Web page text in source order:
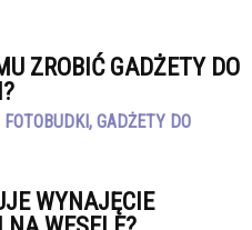
ZROBIĆ GADŻETY DO
GADŻETY DO
WYNAJĘCIE